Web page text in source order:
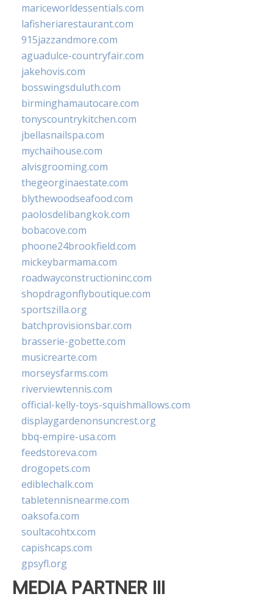
mariceworldessentials.com
lafisheriarestaurant.com
915jazzandmore.com
aguadulce-countryfair.com
jakehovis.com
bosswingsduluth.com
birminghamautocare.com
tonyscountrykitchen.com
jbellasnailspa.com
mychaihouse.com
alvisgrooming.com
thegeorginaestate.com
blythewoodseafood.com
paolosdelibangkok.com
bobacove.com
phoone24brookfield.com
mickeybarmama.com
roadwayconstructioninc.com
shopdragonflyboutique.com
sportszilla.org
batchprovisionsbar.com
brasserie-gobette.com
musicrearte.com
morseysfarms.com
riverviewtennis.com
official-kelly-toys-squishmallows.com
displaygardenonsuncrest.org
bbq-empire-usa.com
feedstoreva.com
drogopets.com
ediblechalk.com
tabletennisnearme.com
oaksofa.com
soultacohtx.com
capishcaps.com
gpsyfl.org
MEDIA PARTNER III